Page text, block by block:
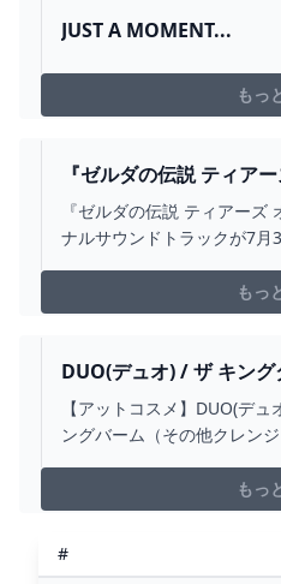
JUST A MOMENT...
もっ
『ゼルダの伝説 ティア
オリジナルサウンドト
TOWER RECORDS
『ゼルダの伝説 ティアーズ
ナルサウンドトラックが7月
もっ
DUO(デュオ) / ザ キン
の公式商品情報｜美容
メ
【アットコスメ】DUO(デ
ングバーム（その他クレン
ングバームに関する記事や
容・化粧品のクチコミ情報
もっ
#